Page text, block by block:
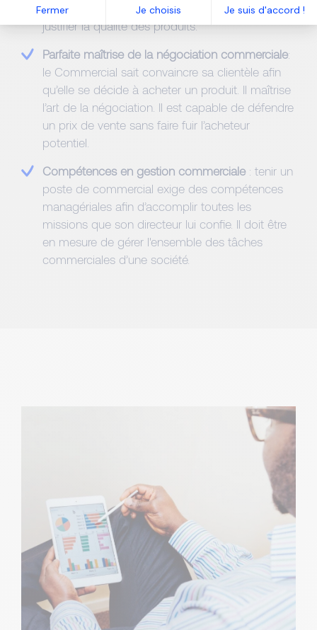
Fermer Je choisis Je suis d'accord !
techniques ou financières des clients afin de
justifier la qualité des produits.
Parfaite maîtrise de la négociation commerciale:
le Commercial sait convaincre sa clientèle afin
qu’elle se décide à acheter un produit. Il maîtrise
l’art de la négociation. Il est capable de défendre
un prix de vente sans faire fuir l’acheteur
potentiel.
Compétences en gestion commerciale : tenir un
poste de commercial exige des compétences
managériales afin d’accomplir toutes les
missions que son directeur lui confie. Il doit être
en mesure de gérer l'ensemble des tâches
commerciales d’une société.